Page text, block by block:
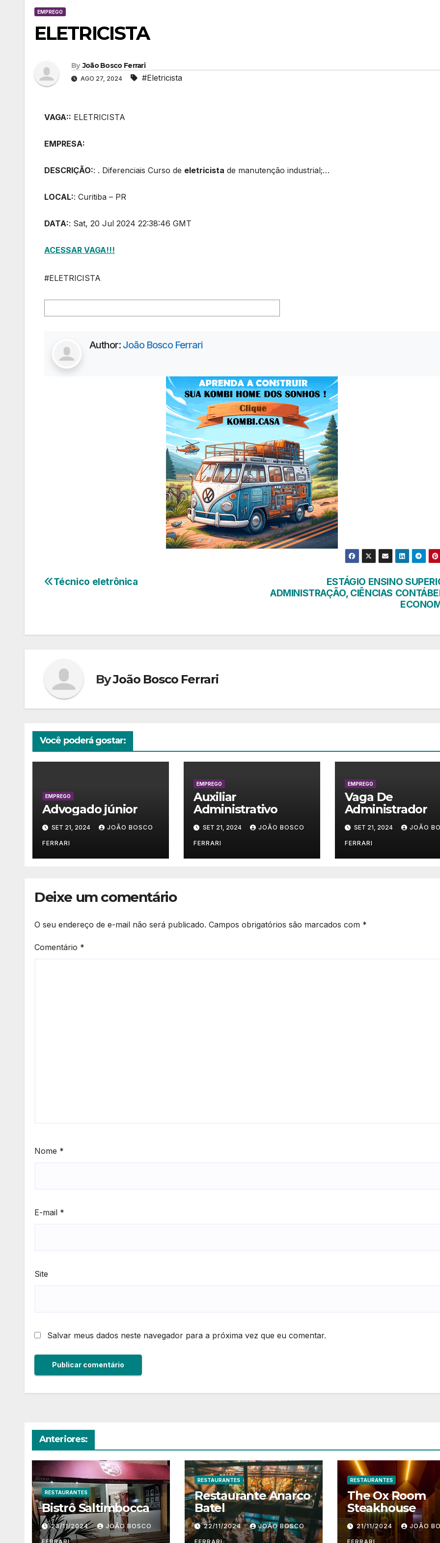
EMPREGO
ELETRICISTA
By João Bosco Ferrari
AGO 27, 2024 #Eletricista
VAGA:: ELETRICISTA
EMPRESA:
DESCRIÇÃO:: . Diferenciais Curso de eletricista de manutenção industrial;…
LOCAL:: Curitiba – PR
DATA:: Sat, 20 Jul 2024 22:38:46 GMT
ACESSAR VAGA!!!
#ELETRICISTA
Author: João Bosco Ferrari
Navegação
ESTÁGIO ENSINO
ADMINISTRAÇÃO, CIÊNCIAS
Técnico eletrônica
ByJoão Bosco Ferrari
Você poderá gostar:
EMPREGO
Advogado júnior
SET 21, 2024 JOÃO BOSCO
FERRARI
EMPREGO
Auxiliar
Administrativo
SET 21, 2024 JOÃO BOSCO
FERRARI
EMPREGO
Vaga De
Administrador
SET 21, 2024 JOÃO
FERRARI
Deixe um comentário
O seu endereço de e-mail não será publicado. Campos obrigatórios são marcados com *
Comentário *
Nome *
E-mail *
Site
Salvar meus dados neste navegador para a próxima vez que eu comentar.
Anteriores:
RESTAURANTES
Bistrô Saltimbocca
23/11/2024 JOÃO BOSCO
RESTAURANTES
Restaurante Anarco
Batel
22/11/2024 JOÃO BOSCO
RESTAURANTES
The Ox Room
Steakhouse
21/11/2024 JOÃO